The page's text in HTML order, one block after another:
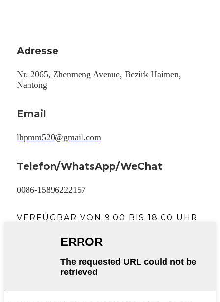
Adresse
Nr. 2065, Zhenmeng Avenue, Bezirk Haimen,
Nantong
Email
lhpmm520@gmail.com
Telefon/WhatsApp/WeChat
0086-15896222157
VERFÜGBAR VON 9.00 BIS 18.00 UHR